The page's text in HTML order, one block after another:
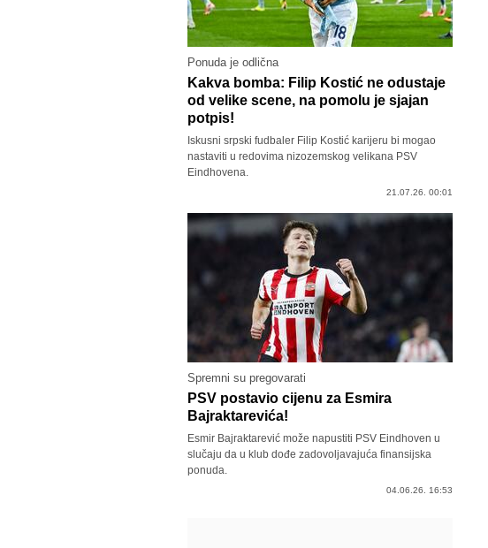
Ponuda je odlična
Kakva bomba: Filip Kostić ne odustaje
od velike scene, na pomolu je sjajan
potpis!
Iskusni srpski fudbaler Filip Kostić karijeru bi mogao
nastaviti u redovima nizozemskog velikana PSV
Eindhovena.
21.07.26. 00:01
Spremni su pregovarati
PSV postavio cijenu za Esmira
Bajraktarevića!
Esmir Bajraktarević može napustiti PSV Eindhoven u
slučaju da u klub dođe zadovoljavajuća finansijska
ponuda.
04.06.26. 16:53